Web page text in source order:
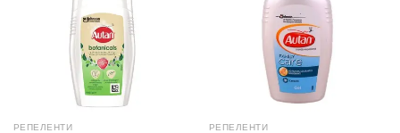
РЕПЕЛЕНТИ РЕПЕЛЕНТИ